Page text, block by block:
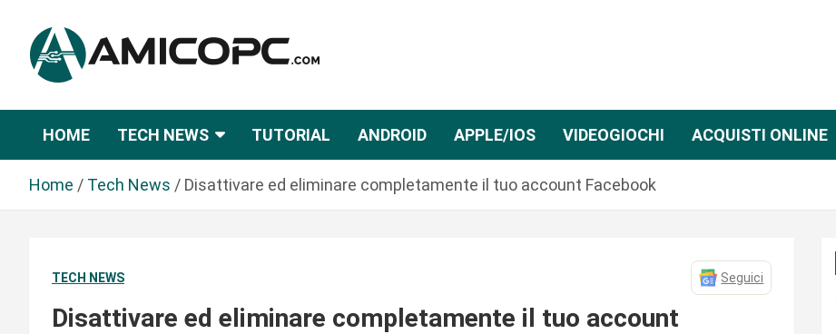
n
Amicopc.com
HOME TECH NEWS TUTORIAL ANDROID APPLE/IOS VIDEOGIOCHI ACQUISTI ONLINE
Home Tech News Disattivare ed eliminare completamente il tuo account Facebook
TECH NEWS Seguici
Disattivare ed eliminare completamente il tuo account